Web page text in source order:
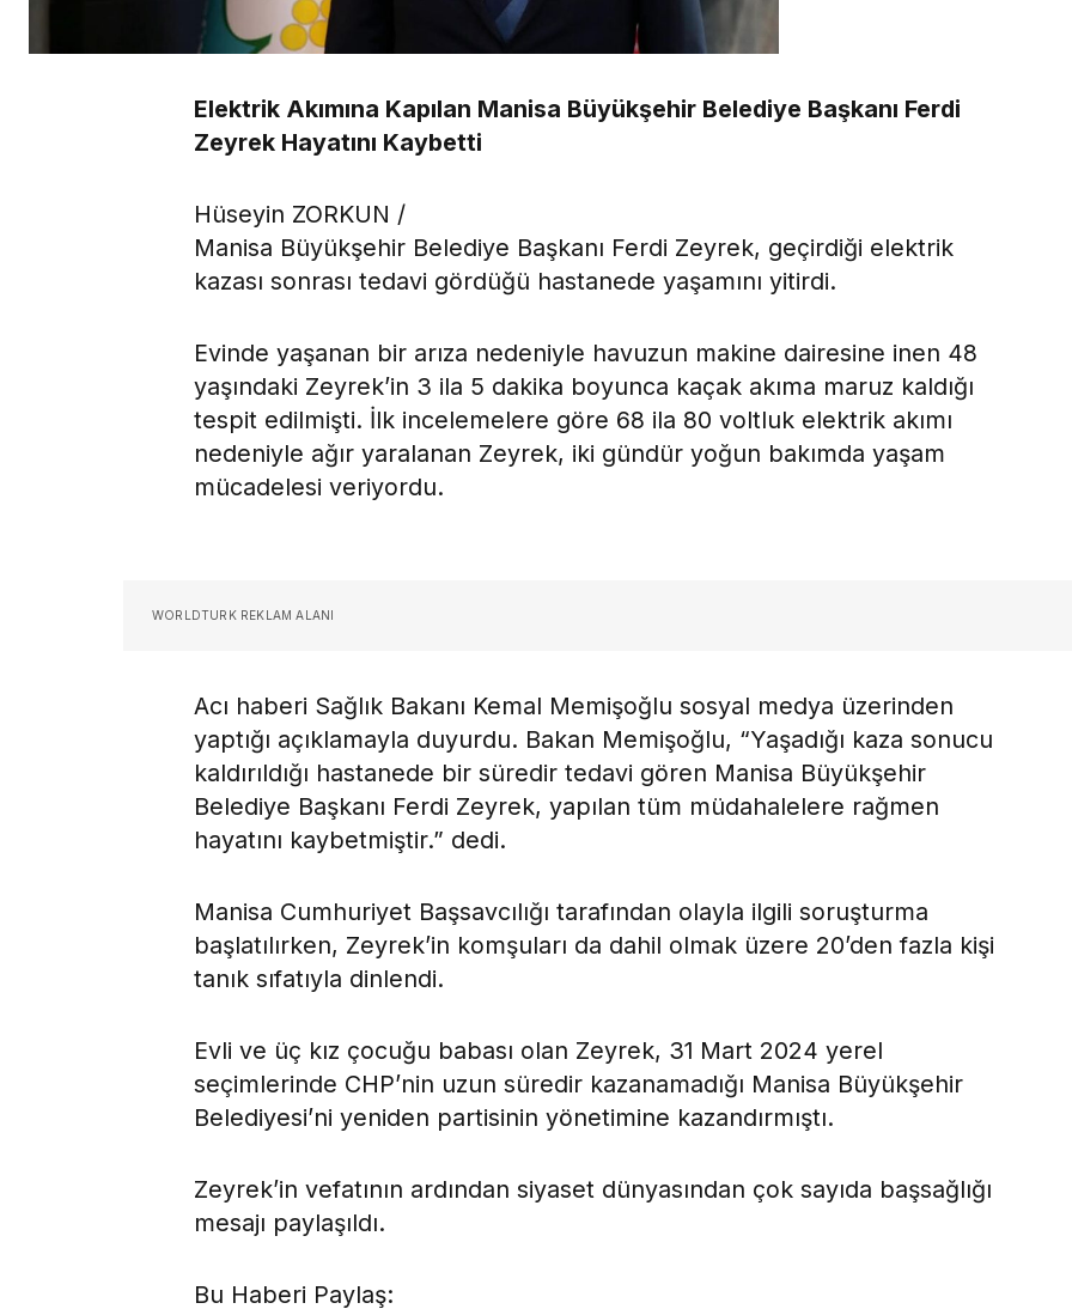
Elektrik Akımına Kapılan Manisa Büyükşehir Belediye Başkanı Ferdi
Zeyrek Hayatını Kaybetti
Hüseyin ZORKUN /
Manisa Büyükşehir Belediye Başkanı Ferdi Zeyrek, geçirdiği elektrik
kazası sonrası tedavi gördüğü hastanede yaşamını yitirdi.
Evinde yaşanan bir arıza nedeniyle havuzun makine dairesine inen 48
yaşındaki Zeyrek’in 3 ila 5 dakika boyunca kaçak akıma maruz kaldığı
tespit edilmişti. İlk incelemelere göre 68 ila 80 voltluk elektrik akımı
nedeniyle ağır yaralanan Zeyrek, iki gündür yoğun bakımda yaşam
mücadelesi veriyordu.
WORLDTURK REKLAM ALANI
Acı haberi Sağlık Bakanı Kemal Memişoğlu sosyal medya üzerinden
yaptığı açıklamayla duyurdu. Bakan Memişoğlu, “Yaşadığı kaza sonucu
kaldırıldığı hastanede bir süredir tedavi gören Manisa Büyükşehir
Belediye Başkanı Ferdi Zeyrek, yapılan tüm müdahalelere rağmen
hayatını kaybetmiştir.” dedi.
Manisa Cumhuriyet Başsavcılığı tarafından olayla ilgili soruşturma
başlatılırken, Zeyrek’in komşuları da dahil olmak üzere 20’den fazla kişi
tanık sıfatıyla dinlendi.
Evli ve üç kız çocuğu babası olan Zeyrek, 31 Mart 2024 yerel
seçimlerinde CHP’nin uzun süredir kazanamadığı Manisa Büyükşehir
Belediyesi’ni yeniden partisinin yönetimine kazandırmıştı.
Zeyrek’in vefatının ardından siyaset dünyasından çok sayıda başsağlığı
mesajı paylaşıldı.
Bu Haberi Paylaş: